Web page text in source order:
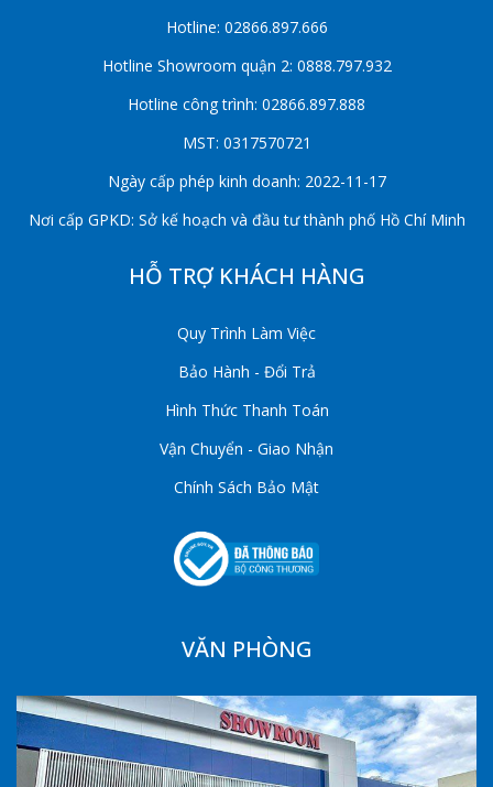
Hotline: 02866.897.666
Hotline Showroom quận 2: 0888.797.932
Hotline công trình: 02866.897.888
MST: 0317570721
Ngày cấp phép kinh doanh: 2022-11-17
Nơi cấp GPKD: Sở kế hoạch và đầu tư thành phố Hồ Chí Minh
HỖ TRỢ KHÁCH HÀNG
Quy Trình Làm Việc
Bảo Hành - Đổi Trả
Hình Thức Thanh Toán
Vận Chuyển - Giao Nhận
Chính Sách Bảo Mật
VĂN PHÒNG